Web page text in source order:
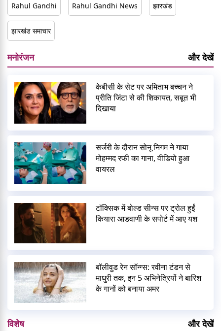
Rahul Gandhi Rahul Gandhi News झारखंड
झारखंड समाचार
मनोरंजन और देखें
केबीसी के सेट पर अमिताभ बच्चन ने
प्रीति जिंटा से की शिकायत, सबूत भी
दिखाया
सर्जरी के दौरान सोनू निगम ने गाया
मोहम्मद रफी का गाना, वीडियो हुआ
वायरल
टॉक्सिक में बोल्ड सीन्स पर ट्रोल हुईं
कियारा आडवाणी के सपोर्ट में आए यश
बॉलीवुड रेन सॉन्ग्स: रवीना टंडन से
माधुरी तक, इन 5 अभिनेत्रियों ने बारिश
के गानों को बनाया अमर
विशेष और देखें